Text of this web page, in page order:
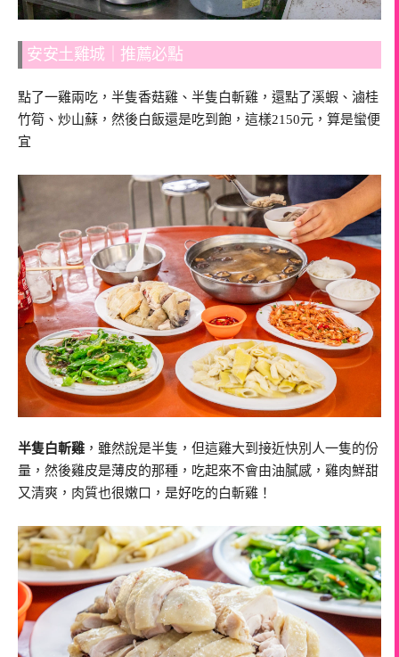
安安土雞城｜推薦必點
點了一雞兩吃，半隻香菇雞、半隻白斬雞，還點了溪蝦、滷桂
竹筍、炒山蘇，然後白飯還是吃到飽，這樣2150元，算是蠻便
宜
半隻白斬雞 ，雖然說是半隻，但這雞大到接近快別人一隻的份
量，然後雞皮是薄皮的那種，吃起來不會由油膩感，雞肉鮮甜
又清爽，肉質也很嫩口，是好吃的白斬雞！